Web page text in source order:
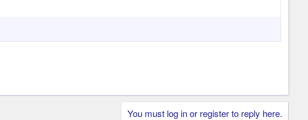
You must log in or register to reply here.